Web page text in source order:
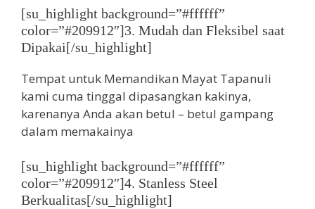
[su_highlight background=”#ffffff”
color=”#209912″]3. Mudah dan Fleksibel saat
Dipakai[/su_highlight]
Tempat untuk Memandikan Mayat Tapanuli
kami cuma tinggal dipasangkan kakinya,
karenanya Anda akan betul – betul gampang
dalam memakainya
[su_highlight background=”#ffffff”
color=”#209912″]4. Stanless Steel
Berkualitas[/su_highlight]